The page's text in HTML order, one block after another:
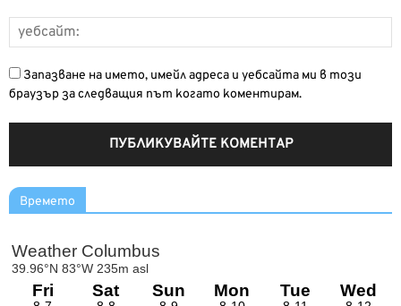
Запазване на името, имейл адреса и уебсайта ми в този
браузър за следващия път когато коментирам.
Времето